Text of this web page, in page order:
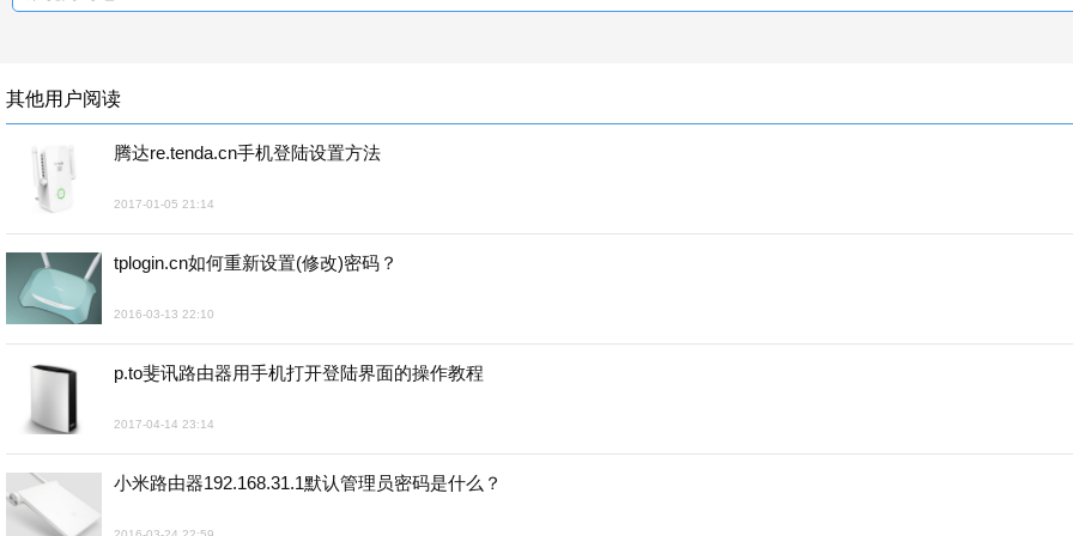
其他用户阅读
腾达re.tenda.cn手机登陆设置方法
2017-01-05 21:14
tplogin.cn如何重新设置(修改)密码？
2016-03-13 22:10
p.to斐讯路由器用手机打开登陆界面的操作教程
2017-04-14 23:14
小米路由器192.168.31.1默认管理员密码是什么？